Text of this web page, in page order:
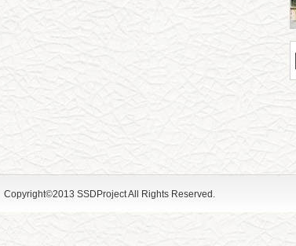
Copyright©2013 SSDProject All Rights Reserved.